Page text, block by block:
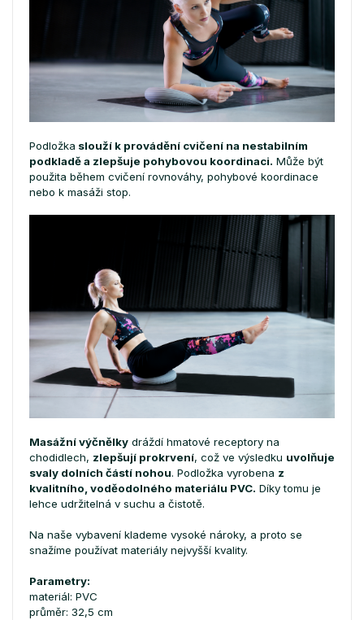
Podložka slouží k provádění cvičení na nestabilním
podkladě a zlepšuje pohybovou koordinaci. Může být
použita během cvičení rovnováhy, pohybové koordinace
nebo k masáži stop.
Masážní výčnělky dráždí hmatové receptory na
chodidlech, zlepšují prokrvení, což ve výsledku uvolňuje
svaly dolních částí nohou. Podložka vyrobena z
kvalitního, voděodolného materiálu PVC. Díky tomu je
lehce udržitelná v suchu a čistotě.
Na naše vybavení klademe vysoké nároky, a proto se
snažíme používat materiály nejvyšší kvality.
Parametry:
materiál: PVC
průměr: 32,5 cm